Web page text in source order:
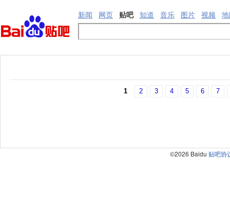
新闻 网页 贴吧 知道 音乐 图片 视频
1 2 3 4 5 6 7
©2026 Baidu 贴吧协